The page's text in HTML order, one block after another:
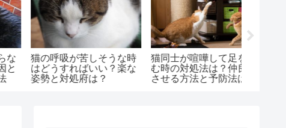
猫同士が喧嘩して足を噛
む時の対処法は？仲良く
させる方法と予防法は？
猫同士が急に仲が悪くな
る原因は？対処法と仲良
くさせる時の注意点は？